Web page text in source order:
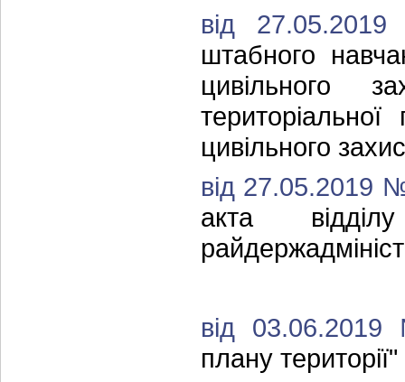
від
штабного
цивільного
цивільного
від 27.05.2019
акта
від
плану території"